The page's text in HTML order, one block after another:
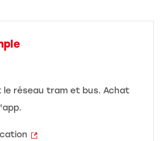
le réseau tram et bus. Achat